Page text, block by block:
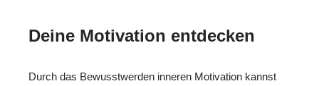
Deine Motivation entdecken
Durch das Bewusstwerden inneren Motivation kannst